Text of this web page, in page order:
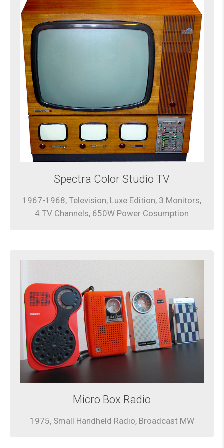
Spectra Color Studio TV
1967-1968, Television, Luxe Edition, 3 Monitors,
4 TV Channels, 650W Power Cosumption
Micro Box Radio
1975, Small Handheld Radio, Broadcast MW